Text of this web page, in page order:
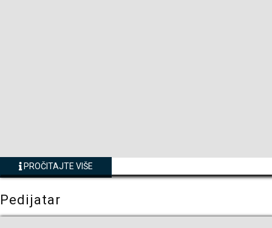
PROČITAJTE VIŠE
Pedijatar